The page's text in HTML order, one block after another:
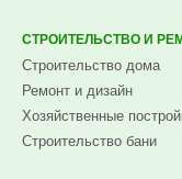
СТРОИТЕЛЬСТВО И
Строительство дома
Ремонт и дизайн
Хозяйственные
Строительство бани